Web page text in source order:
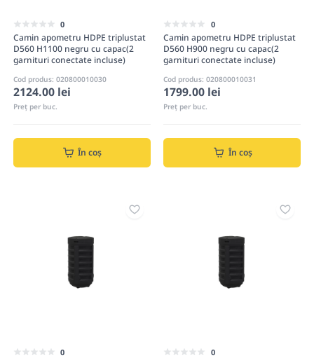
0
Camin apometru HDPE triplustat
D560 H1100 negru cu capac(2
garnituri conectate incluse)
Cod produs: 020800010030
2124.00 lei
Preț per buc.
În coș
0
Camin apometru HDPE triplustat
D560 H900 negru cu capac(2
garnituri conectate incluse)
Cod produs: 020800010031
1799.00 lei
Preț per buc.
În coș
0 0